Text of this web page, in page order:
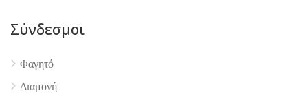
4.9
Σύνδεσμοι
Φαγητό
Διαμονή